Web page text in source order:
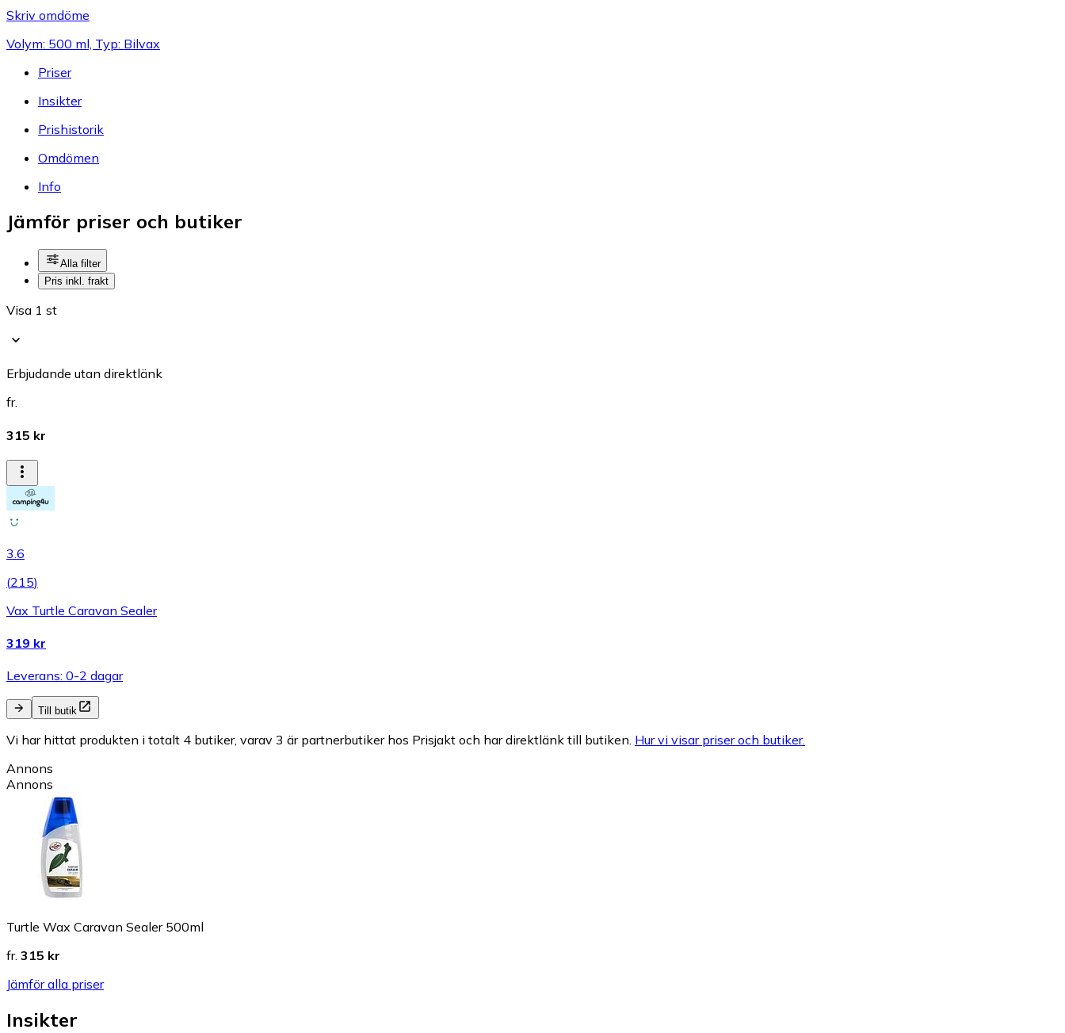
Skriv omdöme
Volym: 500 ml, Typ: Bilvax
Priser
Insikter
Prishistorik
Omdömen
Info
Jämför priser och butiker
Alla filter
Pris inkl. frakt
Visa 1 st
Erbjudande utan direktlänk
fr.
315 kr
3.6
(215)
Vax Turtle Caravan Sealer
319 kr
Leverans: 0-2 dagar
Till butik
Vi har hittat produkten i totalt 4 butiker, varav 3 är partnerbutiker hos Prisjakt och har direktlänk till butiken. Hur vi visar priser och butiker.
Annons
Annons
Turtle Wax Caravan Sealer 500ml
fr. 315 kr
Jämför alla priser
Insikter